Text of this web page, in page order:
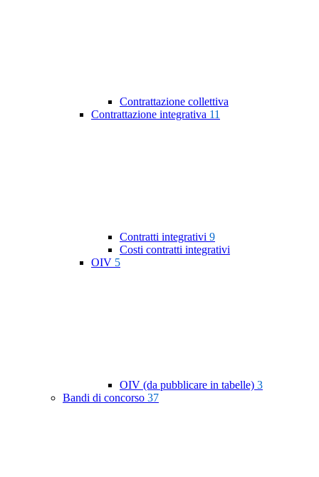
Contrattazione collettiva
Contrattazione integrativa 11
Contratti integrativi 9
Costi contratti integrativi
OIV 5
OIV (da pubblicare in tabelle) 3
Bandi di concorso 37